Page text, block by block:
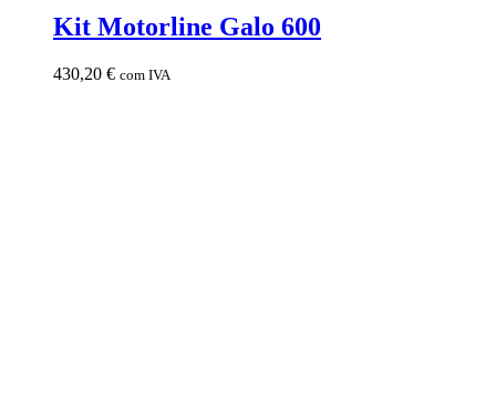
Kit Motorline Galo 600
430,20 € com IVA